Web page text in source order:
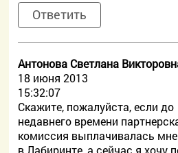
Ответить
Антонова Светлана
18 июня 2013
15:32:07
Скажите, пожалуйста, если до
недавнего времени
комиссия выплачивалась
в Лабиринте, а сейчас я хочу